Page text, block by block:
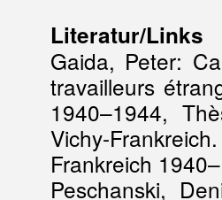
Literatur/Links
Gaida, Peter:
travailleurs
1940–1944,
Vichy-
Frankreich
Peschanski,